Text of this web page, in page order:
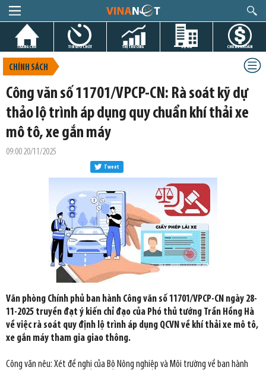
TRANG CHỦ TIN GIỜ CHÓT THỊ TRƯỜNG DỰ ÁN CHỨNG KHOÁN
CHÍNH SÁCH
Công văn số 11701/VPCP-CN: Rà soát kỹ dự
thảo lộ trình áp dụng quy chuẩn khí thải xe
mô tô, xe gắn máy
09:00 20/11/2025
Tweet
Văn phòng Chính phủ ban hành Công văn số 11701/VPCP-CN ngày 28-
11-2025 truyền đạt ý kiến chỉ đạo của Phó thủ tướng Trần Hồng Hà
về việc rà soát quy định lộ trình áp dụng QCVN về khí thải xe mô tô,
xe gắn máy tham gia giao thông.
Công văn nêu: Xét đề nghị của Bộ Nông nghiệp và Môi trường về ban hành